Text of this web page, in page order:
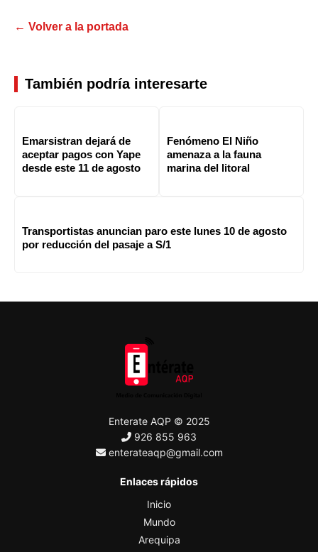
← Volver a la portada
También podría interesarte
Emarsistran dejará de
aceptar pagos con Yape
desde este 11 de agosto
Fenómeno El Niño
amenaza a la fauna
marina del litoral
Transportistas anuncian paro este lunes 10 de agosto
por reducción del pasaje a S/1
Enterate AQP © 2025
926 855 963
enterateaqp@gmail.com
Enlaces rápidos
Inicio
Mundo
Arequipa